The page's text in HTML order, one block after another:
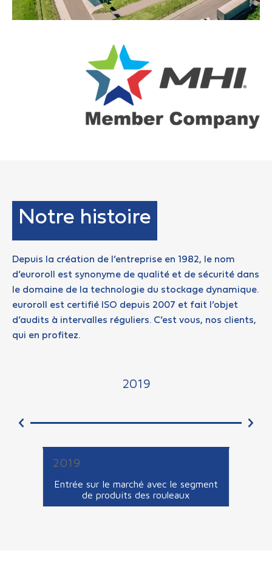
Notre histoire
Depuis la création de l’entreprise en 1982, le nom
d’euroroll est synonyme de qualité et de sécurité dans
le domaine de la technologie du stockage dynamique.
euroroll est certifié ISO depuis 2007 et fait l’objet
d’audits à intervalles réguliers. C’est vous, nos clients,
qui en profitez.
2019
2019
Entrée sur le marché avec le segment
de produits des rouleaux